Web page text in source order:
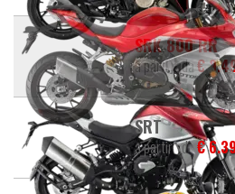
SRK 800 RR
a partire da€
SRT
a partire da€